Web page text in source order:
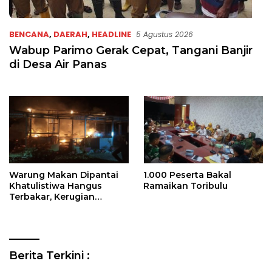
BENCANA, DAERAH, HEADLINE 5 Agustus 2026
Wabup Parimo Gerak Cepat, Tangani Banjir
di Desa Air Panas
Warung Makan Dipantai
Khatulistiwa Hangus
Terbakar, Kerugian
1.000 Peserta Bakal
Ramaikan Toribulu
a
Berita Terkini :